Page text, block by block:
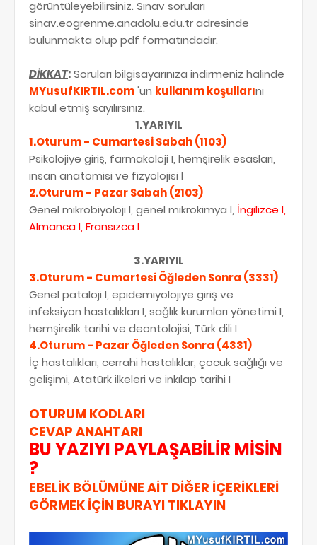
görüntüleyebilirsiniz. Sınav soruları
sinav.eogrenme.anadolu.edu.tr adresinde
bulunmakta olup pdf formatındadır.
DİKKAT:Soruları bilgisayarınıza indirmeniz halinde
MYusufKIRTIL.com'un kullanım koşullarını
kabul etmiş sayılırsınız.
1.YARIYIL
1.Oturum - Cumartesi Sabah (1103)
Psikolojiye giriş, farmakoloji I, hemşirelik esasları,
insan anatomisi ve fizyolojisi I
2.Oturum - Pazar Sabah (2103)
Genel mikrobiyoloji I, genel mikrokimya I, İngilizce I,
Almanca I, Fransızca I
3.YARIYIL
3.Oturum - Cumartesi Öğleden Sonra (3331)
Genel pataloji I, epidemiyolojiye giriş ve
infeksiyon hastalıkları I, sağlık kurumları yönetimi I,
hemşirelik tarihi ve deontolojisi, Türk dili I
4.Oturum - Pazar Öğleden Sonra (4331)
İç hastalıkları, cerrahi hastalıklar, çocuk sağlığı ve
gelişimi, Atatürk ilkeleri ve inkılap tarihi I
OTURUM KODLARI
CEVAP ANAHTARI
BU YAZIYI PAYLAŞABİLİR MİSİN
?
EBELİK BÖLÜMÜNE AİT DİĞER İÇERİKLERİ
GÖRMEK İÇİN BURAYI TIKLAYIN